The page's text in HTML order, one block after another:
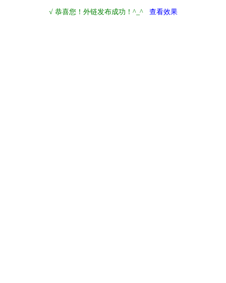
√ 恭喜您！外链发布成功！^_^ 查看效果